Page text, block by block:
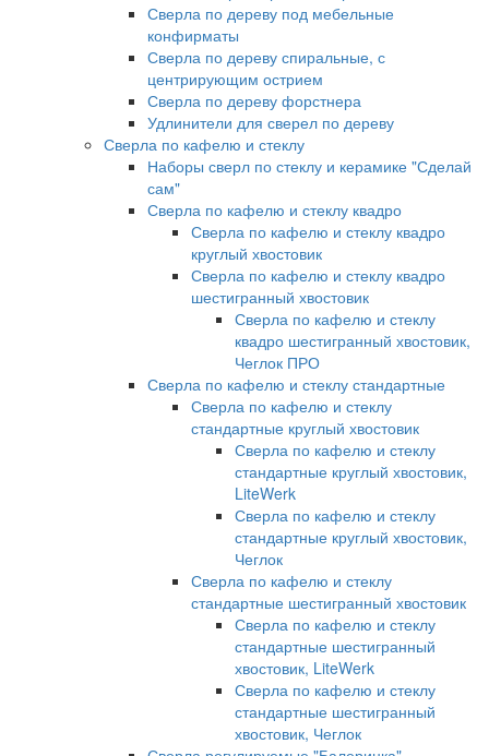
Сверла по дереву под мебельные
конфирматы
Сверла по дереву спиральные, с
центрирующим острием
Сверла по дереву форстнера
Удлинители для сверел по дереву
Сверла по кафелю и стеклу
Наборы сверл по стеклу и керамике "Сделай
сам"
Сверла по кафелю и стеклу квадро
Сверла по кафелю и стеклу квадро
круглый хвостовик
Сверла по кафелю и стеклу квадро
шестигранный хвостовик
Сверла по кафелю и стеклу
квадро шестигранный хвостовик,
Чеглок ПРО
Сверла по кафелю и стеклу стандартные
Сверла по кафелю и стеклу
стандартные круглый хвостовик
Сверла по кафелю и стеклу
стандартные круглый хвостовик,
LiteWerk
Сверла по кафелю и стеклу
стандартные круглый хвостовик,
Чеглок
Сверла по кафелю и стеклу
стандартные шестигранный хвостовик
Сверла по кафелю и стеклу
стандартные шестигранный
хвостовик, LiteWerk
Сверла по кафелю и стеклу
стандартные шестигранный
хвостовик, Чеглок